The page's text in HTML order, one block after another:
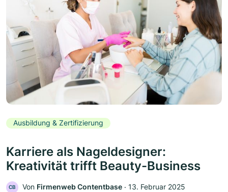
Ausbildung & Zertifizierung
Karriere als Nageldesigner:
Kreativität trifft Beauty-Business
CB Von Firmenweb Contentbase ‧ 13. Februar 2025